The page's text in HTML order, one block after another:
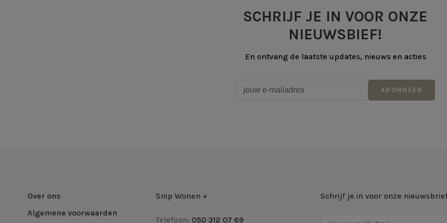
SCHRIJF JE IN VOOR ONZE
NIEUWSBIEF!
En ontvang de laatste updates, nieuws en acties
ABONNEER
Over ons
Algemene voorwaarden
Snip Wonen +
Telefoon: 050 312 07 69
Schrijf je in voor onze